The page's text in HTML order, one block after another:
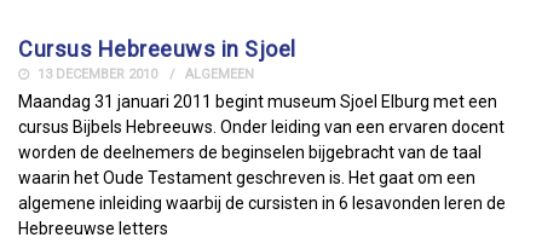
Cursus Hebreeuws in Sjoel
13 DECEMBER 2010 ALGEMEEN
Maandag 31 januari 2011 begint museum Sjoel Elburg met een
cursus Bijbels Hebreeuws. Onder leiding van een ervaren docent
worden de deelnemers de beginselen bijgebracht van de taal
waarin het Oude Testament geschreven is. Het gaat om een
algemene inleiding waarbij de cursisten in 6 lesavonden leren de
Hebreeuwse letters